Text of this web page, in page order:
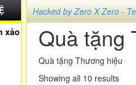
xảo
Hacked by Zero X Zero -
Quà tặng
Quà tặng Thương hiệu
Showing all 10 results